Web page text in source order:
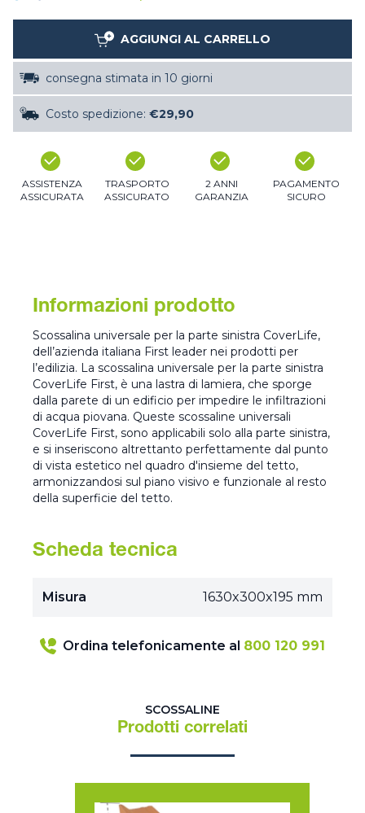
AGGIUNGI AL CARRELLO
consegna stimata in 10 giorni
Costo spedizione: €29,90
ASSISTENZA
ASSICURATA
TRASPORTO
ASSICURATO
2 ANNI
GARANZIA
PAGAMENTO
SICURO
Informazioni prodotto
Scossalina universale per la parte sinistra CoverLife,
dell’azienda italiana First leader nei prodotti per
l’edilizia. La scossalina universale per la parte sinistra
CoverLife First, è una lastra di lamiera, che sporge
dalla parete di un edificio per impedire le infiltrazioni
di acqua piovana. Queste scossaline universali
CoverLife First, sono applicabili solo alla parte sinistra,
e si inseriscono altrettanto perfettamente dal punto
di vista estetico nel quadro d'insieme del tetto,
armonizzandosi sul piano visivo e funzionale al resto
della superficie del tetto.
Scheda tecnica
Misura 1630x300x195 mm
Ordina telefonicamente al 800 120 991
SCOSSALINE
Prodotti correlati